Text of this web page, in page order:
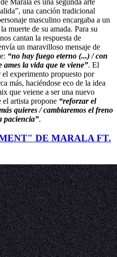
una canción tradicional
masculino encargaba a un
muerte de su amada. Para su
cantan la respuesta de
un maravilloso mensaje de
“no hay fuego eterno (...) / con
la vida que te viene”. El
el experimento propuesto por
más, haciéndose eco de la idea
que veiene a ser una nuevo
artista propone “reforzar el
quieres / cambiaremos el freno
paciencia”.
DE MARALA FT.